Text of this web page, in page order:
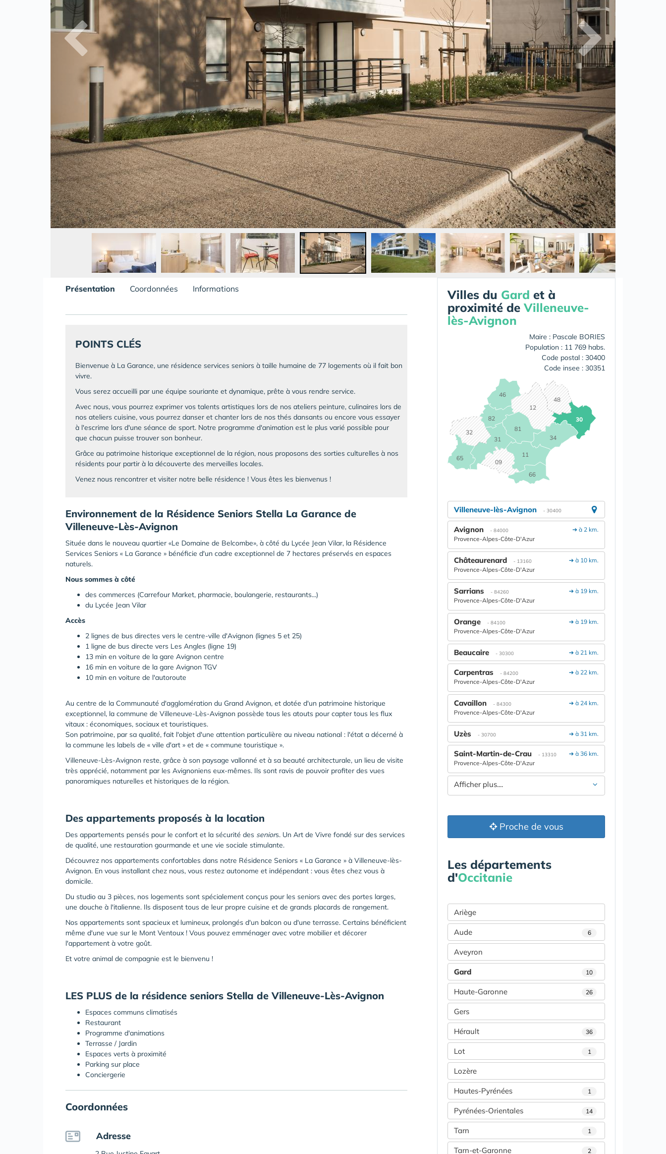
Présentation Coordonnées Informations
POINTS CLÉS
Bienvenue à La Garance, une résidence services seniors à taille humaine de 77 logements où il fait bon
vivre.
Vous serez accueilli par une équipe souriante et dynamique, prête à vous rendre service.
Avec nous, vous pourrez exprimer vos talents artistiques lors de nos ateliers peinture, culinaires lors de
nos ateliers cuisine, vous pourrez danser et chanter lors de nos thés dansants ou encore vous essayer
à l'escrime lors d'une séance de sport. Notre programme d'animation est le plus varié possible pour
que chacun puisse trouver son bonheur.
Grâce au patrimoine historique exceptionnel de la région, nous proposons des sorties culturelles à nos
résidents pour partir à la découverte des merveilles locales.
Venez nous rencontrer et visiter notre belle résidence ! Vous êtes les bienvenus !
Environnement de la Résidence Seniors Stella La Garance de
Villeneuve-Lès-Avignon
Située dans le nouveau quartier «Le Domaine de Belcombe», à côté du Lycée Jean Vilar, la Résidence
Services Seniors « La Garance » bénéficie d'un cadre exceptionnel de 7 hectares préservés en espaces
naturels.
Nous sommes à côté
des commerces (Carrefour Market, pharmacie, boulangerie, restaurants...)
du Lycée Jean Vilar
Accès
2 lignes de bus directes vers le centre-ville d'Avignon (lignes 5 et 25)
1 ligne de bus directe vers Les Angles (ligne 19)
13 min en voiture de la gare Avignon centre
16 min en voiture de la gare Avignon TGV
10 min en voiture de l'autoroute
Au centre de la Communauté d'agglomération du Grand Avignon, et dotée d'un patrimoine historique
exceptionnel, la commune de Villeneuve-Lès-Avignon possède tous les atouts pour capter tous les flux
vitaux : économiques, sociaux et touristiques.
Son patrimoine, par sa qualité, fait l'objet d'une attention particulière au niveau national : l'état a décerné à
la commune les labels de « ville d'art » et de « commune touristique ».
Villeneuve-Lès-Avignon reste, grâce à son paysage vallonné et à sa beauté architecturale, un lieu de visite
très apprécié, notamment par les Avignoniens eux-mêmes. Ils sont ravis de pouvoir profiter des vues
panoramiques naturelles et historiques de la région.
Des appartements proposés à la location
Des appartements pensés pour le confort et la sécurité des seniors. Un Art de Vivre fondé sur des services
de qualité, une restauration gourmande et une vie sociale stimulante.
Découvrez nos appartements confortables dans notre Résidence Seniors « La Garance » à Villeneuve-lès-
Avignon. En vous installant chez nous, vous restez autonome et indépendant : vous êtes chez vous à
domicile.
Du studio au 3 pièces, nos logements sont spécialement conçus pour les seniors avec des portes larges,
une douche à l'italienne. Ils disposent tous de leur propre cuisine et de grands placards de rangement.
Nos appartements sont spacieux et lumineux, prolongés d'un balcon ou d'une terrasse. Certains bénéficient
même d'une vue sur le Mont Ventoux ! Vous pouvez emménager avec votre mobilier et décorer
l'appartement à votre goût.
Et votre animal de compagnie est le bienvenu !
LES PLUS de la résidence seniors Stella de Villeneuve-Lès-Avignon
Espaces communs climatisés
Restaurant
Programme d'animations
Terrasse / Jardin
Espaces verts à proximité
Parking sur place
Conciergerie
Coordonnées
Adresse
Villes du Gard et à
proximité deVilleneuve-
lès-Avignon
Maire : Pascale BORIES
Population : 11 769 habs.
Code postal : 30400
Code insee : 30351
09
11
12
30
31
32
34
46
48
65
66
81
82
Villeneuve-lès-Avignon - 30400
➔ à 2 km.
Avignon - 84000
Provence-Alpes-Côte-D'Azur
➔ à 10 km.
Châteaurenard - 13160
Provence-Alpes-Côte-D'Azur
➔ à 19 km.
Sarrians - 84260
Provence-Alpes-Côte-D'Azur
➔ à 19 km.
Orange - 84100
Provence-Alpes-Côte-D'Azur
➔ à 21 km.
Beaucaire - 30300
➔ à 22 km.
Carpentras - 84200
Provence-Alpes-Côte-D'Azur
➔ à 24 km.
Cavaillon - 84300
Provence-Alpes-Côte-D'Azur
➔ à 31 km.
Uzès - 30700
➔ à 36 km.
Saint-Martin-de-Crau - 13310
Provence-Alpes-Côte-D'Azur
Afficher plus....
Proche de vous
Les départements
d'Occitanie
Ariège
Aude 6
Aveyron
Gard 10
Haute-Garonne 26
Gers
Hérault 36
Lot 1
Lozère
Hautes-Pyrénées 1
Pyrénées-Orientales 14
Tarn 1
Tarn-et-Garonne 2